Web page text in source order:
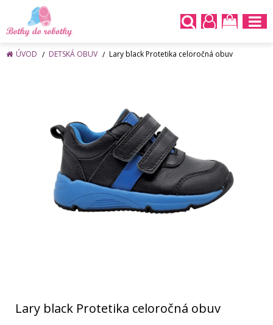
ÚVOD DETSKÁ OBUV Lary black Protetika celoročná obuv
Lary black Protetika celoročná obuv